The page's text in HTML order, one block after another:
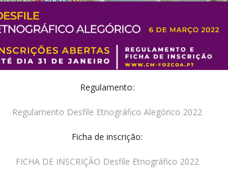
Regulamento:
Regulamento Desfile Etnográfico Alegórico 2022
Ficha de inscrição:
FICHA DE INSCRIÇÃO Desfile Etnográfico 2022